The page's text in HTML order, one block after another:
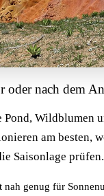
oder nach dem
Wildblumen
am besten,
Saisonlage prüfen.
nah genug für